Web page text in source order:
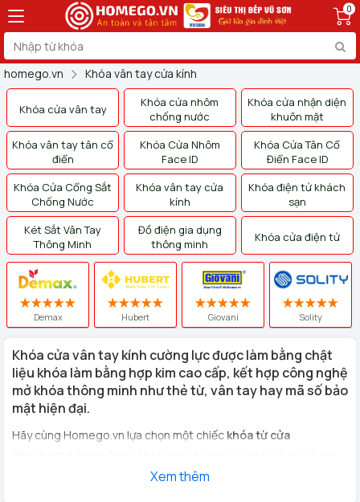
0
homego.vn Khóa vân tay cửa kính
Khóa cửa vân tay
Khóa cửa nhôm
chống nước
Khóa cửa nhận diện
khuôn mặt
Khóa vân tay tân cổ
điển
Khóa Cửa Nhôm
Face ID
Khóa Cửa Tân Cổ
Điển Face ID
Khóa Cửa Cổng Sắt
Chống Nước
Khóa vân tay cửa
kính
Khóa điện tử khách
sạn
Két Sắt Vân Tay
Thông Minh
Đồ điện gia dụng
thông minh
Khóa cửa điện tử
Demax Hubert Giovani Solity
Khóa cửa vân tay kính cường lực được làm bằng chật
liệu khóa làm bằng hợp kim cao cấp, kết hợp công nghệ
mở khóa thông minh như thẻ từ, vân tay hay mã số bảo
mật hiện đại.
Hãy cùng Homego.vn lựa chọn một chiếc khóa từ cửa
cửa kính văn phòng, cửa hàng, nhà riêng
Xem thêm